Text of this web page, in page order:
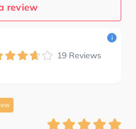
review
19 Reviews
i